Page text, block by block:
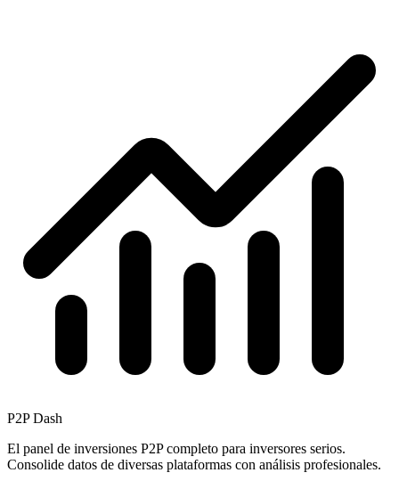
P2P Dash
El panel de inversiones P2P completo para inversores serios.
Consolide datos de diversas plataformas con análisis profesionales.